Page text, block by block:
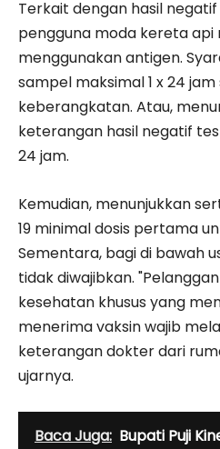
Terkait dengan hasil
pengguna moda kereta
menggunakan antigen.
sampel maksimal 1 x 24
keberangkatan. Atau,
keterangan hasil negatif tes
24 jam.
Kemudian, menunjukkan
19 minimal dosis pertama
Sementara, bagi di bawah
tidak diwajibkan.
kesehatan khusus yang
menerima vaksin wajib
keterangan dokter dari
ujarnya.
Baca Juga: Bupati Puji